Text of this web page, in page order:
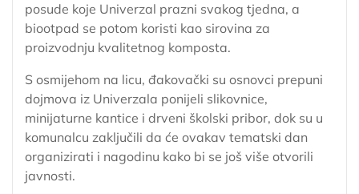
posude koje Univerzal prazni svakog tjedna, a
biootpad se potom koristi kao sirovina za
proizvodnju kvalitetnog komposta.
S osmijehom na licu, đakovački su osnovci prepuni
dojmova iz Univerzala ponijeli slikovnice,
minijaturne kantice i drveni školski pribor, dok su u
komunalcu zaključili da će ovakav tematski dan
organizirati i nagodinu kako bi se još više otvorili
javnosti.